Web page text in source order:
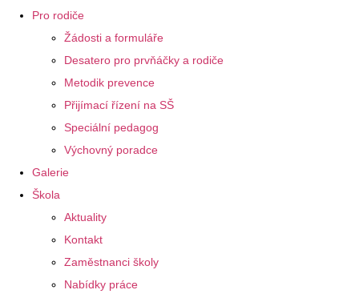
Pro rodiče
Žádosti a formuláře
Desatero pro prvňáčky a rodiče
Metodik prevence
Přijímací řízení na SŠ
Speciální pedagog
Výchovný poradce
Galerie
Škola
Aktuality
Kontakt
Zaměstnanci školy
Nabídky práce